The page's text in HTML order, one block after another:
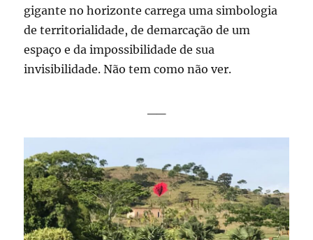
gigante no horizonte carrega uma simbologia
de territorialidade, de demarcação de um
espaço e da impossibilidade de sua
invisibilidade. Não tem como não ver.